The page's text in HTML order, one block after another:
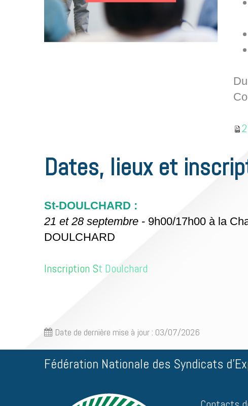
Dates, lieux et
St-DOULCHARD :
21 et 28 septembre - 9h00/17h00 à la
DOULCHARD
Inscription St Doulchard
Date de dernière mise à jour : 03/07/2026
Fédération Nationale des Syndicats